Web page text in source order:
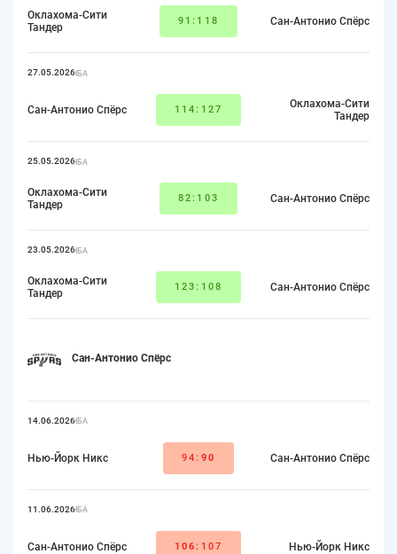
Оклахома-Сити
Тандер
91:118 Сан-Антонио Спёрс
27.05.2026НБА
Сан-Антонио Спёрс 114:127
Оклахома-Сити
Тандер
25.05.2026НБА
Оклахома-Сити
Тандер
82:103 Сан-Антонио Спёрс
23.05.2026НБА
Оклахома-Сити
Тандер
123:108 Сан-Антонио Спёрс
Сан-Антонио Спёрс
14.06.2026НБА
Нью-Йорк Никс 94: 90 Сан-Антонио Спёрс
11.06.2026НБА
Сан-Антонио Спёрс 106:107 Нью-Йорк Никс